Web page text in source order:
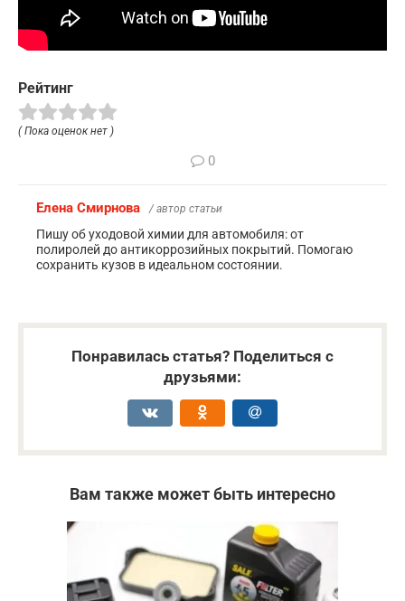
Рейтинг
( Пока оценок нет )
0
Елена Смирнова / автор статьи
Пишу об уходовой химии для автомобиля: от
полиролей до антикоррозийных покрытий. Помогаю
сохранить кузов в идеальном состоянии.
Понравилась статья? Поделиться с
друзьями:
Вам также может быть интересно